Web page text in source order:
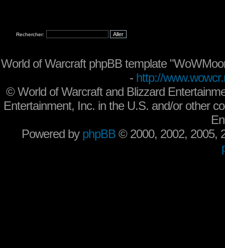
Rechercher:
World of Warcraft phpBB template
- http://
©World of Warcraft and Blizzard
Entertainment, Inc. in the U.S. and/or other
Powered by phpBB © 2000, 2002, 2005,